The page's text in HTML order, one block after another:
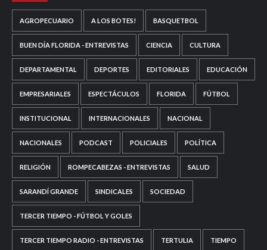
AGROPECUARIO A LOS BOTES! BASQUETBOL
BUEN DÍA FLORIDA - ENTREVISTAS CIENCIA CULTURA
DEPARTAMENTAL DEPORTES EDITORIALES EDUCACIÓN
EMPRESARIALES ESPECTÁCULOS FLORIDA FÚTBOL
INSTITUCIONAL INTERNACIONALES NACIONAL
NACIONALES PODCAST POLICIALES POLÍTICA
RELIGIÓN ROMPECABEZAS - ENTREVISTAS SALUD
SARANDÍ GRANDE SINDICALES SOCIEDAD
TERCER TIEMPO - FÚTBOL Y GOLES
TERCER TIEMPO RADIO - ENTREVISTAS TERTULIA TIEMPO